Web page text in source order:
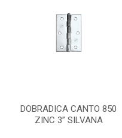
DOBRADICA CANTO 850
ZINC 3” SILVANA